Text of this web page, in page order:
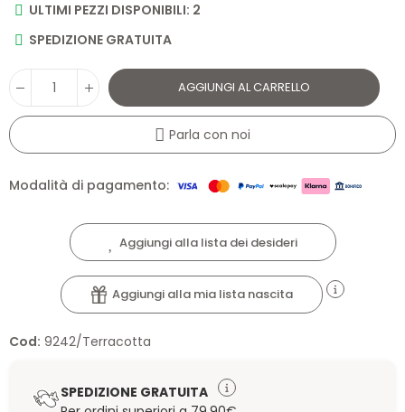
ULTIMI PEZZI DISPONIBILI: 2
SPEDIZIONE GRATUITA
AGGIUNGI AL CARRELLO
Parla con noi
Modalità di pagamento:
Aggiungi alla lista dei desideri
Aggiungi alla mia lista nascita
Cod: 9242/Terracotta
SPEDIZIONE GRATUITA